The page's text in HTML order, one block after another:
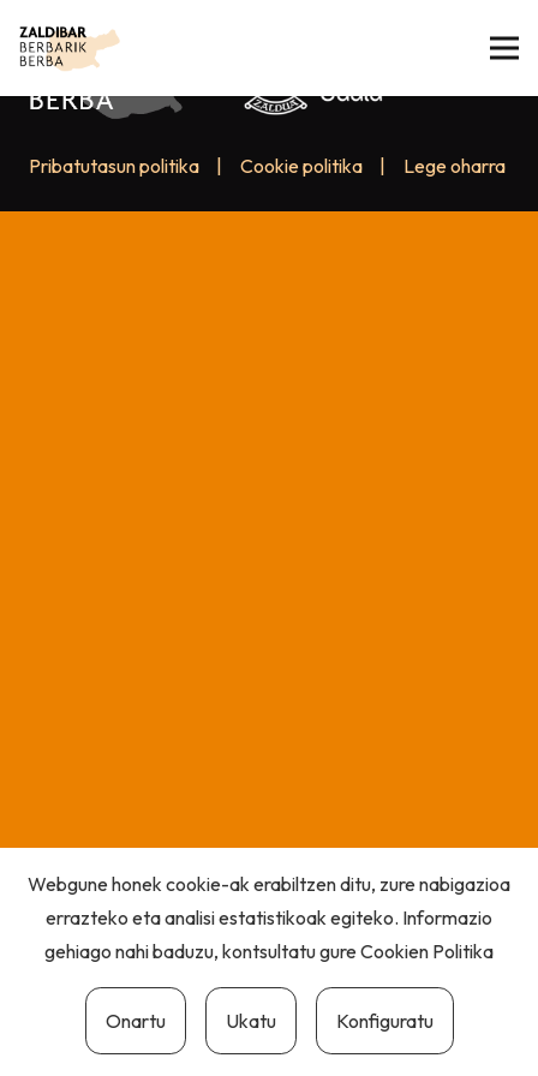
Pribatutasun politika Cookie politika Lege oharra
Webgune honek cookie-ak erabiltzen ditu, zure nabigazioa
errazteko eta analisi estatistikoak egiteko. Informazio
gehiago nahi baduzu, kontsultatu gureCookien Politika
Onartu Ukatu Konfiguratu